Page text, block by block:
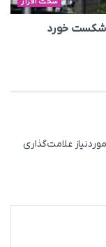
علامت‌گذاری